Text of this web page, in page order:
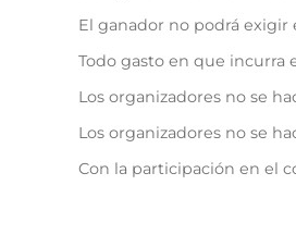
El ganador no podrá
Todo gasto en que incurra
Los organizadores no se
Los organizadores no se
Con la participación en el